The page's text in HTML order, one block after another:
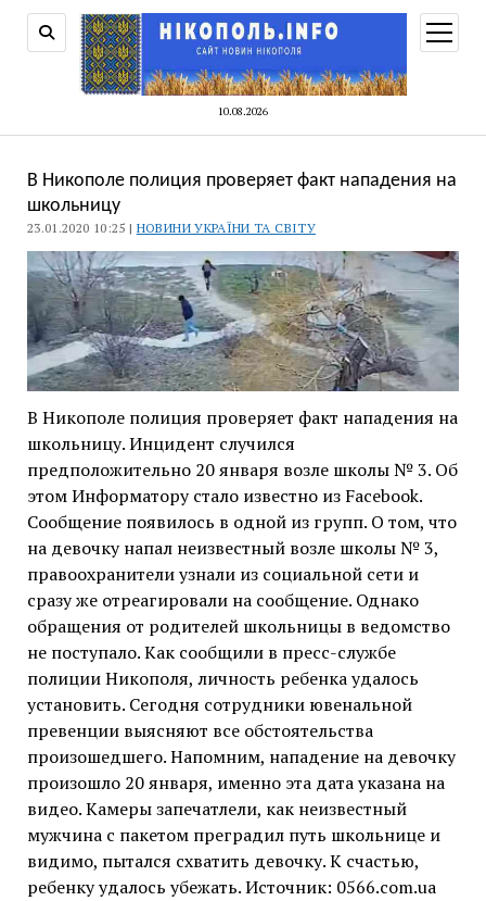
10.08.2026
меню
В Никополе полиция проверяет факт нападения на
школьницу
23.01.2020 10:25 | НОВИНИ УКРАЇНИ ТА СВІТУ
В Никополе полиция проверяет факт нападения на
школьницу. Инцидент случился
предположительно 20 января возле школы № 3. Об
этом Информатору стало известно из Facebook.
Сообщение появилось в одной из групп. О том, что
на девочку напал неизвестный возле школы № 3,
правоохранители узнали из социальной сети и
сразу же отреагировали на сообщение. Однако
обращения от родителей школьницы в ведомство
не поступало. Как сообщили в пресс-службе
полиции Никополя, личность ребенка удалось
установить. Сегодня сотрудники ювенальной
превенции выясняют все обстоятельства
произошедшего. Напомним, нападение на девочку
произошло 20 января, именно эта дата указана на
видео. Камеры запечатлели, как неизвестный
мужчина с пакетом преградил путь школьнице и
видимо, пытался схватить девочку. К счастью,
ребенку удалось убежать. Источник: 0566.com.ua